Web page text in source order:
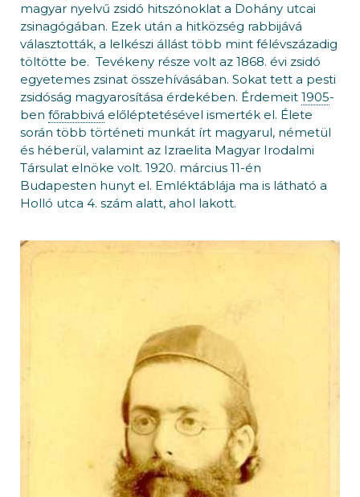
magyar nyelvű zsidó hitszónoklat a Dohány utcai
zsinagógában. Ezek után a hitközség rabbijává
választották, a lelkészi állást több mint félévszázadig
töltötte be. Tevékeny része volt az 1868. évi zsidó
egyetemes zsinat összehívásában. Sokat tett a pesti
zsidóság magyarosítása érdekében. Érdemeit 1905-
ben főrabbivá előléptetésével ismerték el. Élete
során több történeti munkát írt magyarul, németül
és héberül, valamint az Izraelita Magyar Irodalmi
Társulat elnöke volt. 1920. március 11-én
Budapesten hunyt el. Emléktáblája ma is látható a
Holló utca 4. szám alatt, ahol lakott.